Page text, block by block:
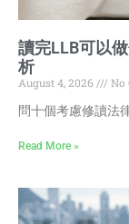
讀完LLB可以
析
August 4, 2026
No
問十個考慮修讀法
Read More »